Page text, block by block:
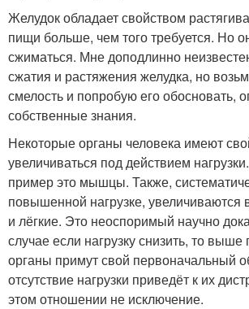
Желудок обладает свойством
пищи больше, чем того требуется. Но
сжиматься. Мне доподлинно
сжатия и растяжения желудка, но
смелость и попробую его обосновать,
собственные знания.
Некоторые органы человека имеют
увеличиваться под действием
пример это мышцы. Также,
повышенной нагрузке, увеличиваются
и лёгкие. Это неоспоримый научно
случае если нагрузку снизить, то
органы примут свой первоначальный
отсутствие нагрузки приведёт к их
этом отношении не исключение.